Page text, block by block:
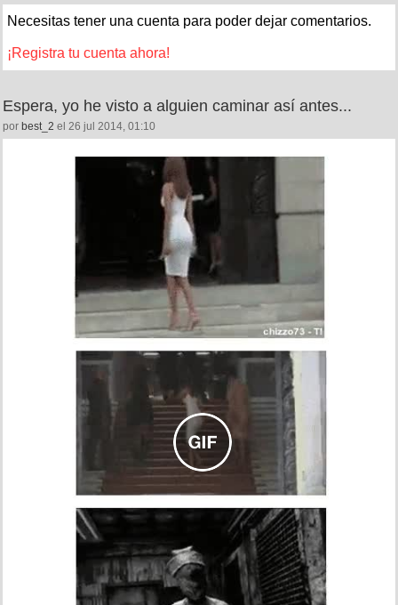
Necesitas tener una cuenta para poder dejar comentarios.
¡Registra tu cuenta ahora!
Espera, yo he visto a alguien caminar así antes...
por best_2 el 26 jul 2014, 01:10